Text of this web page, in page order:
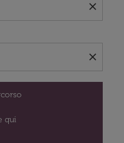
close
close
qui